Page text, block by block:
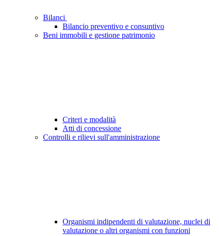
Bilanci
Bilancio preventivo e consuntivo
Beni immobili e gestione patrimonio
Criteri e modalità
Atti di concessione
Controlli e rilievi sull'amministrazione
Organismi indipendenti di valutazione, nuclei di
valutazione o altri organismi con funzioni